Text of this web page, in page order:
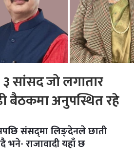
सांसद जो लगातार
बैठकमा अनुपस्थित रहे
संसद्‌मा लिङ्देनले छाती
भने- राजावादी यहाँ छ